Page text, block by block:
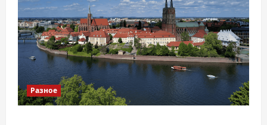
Разное